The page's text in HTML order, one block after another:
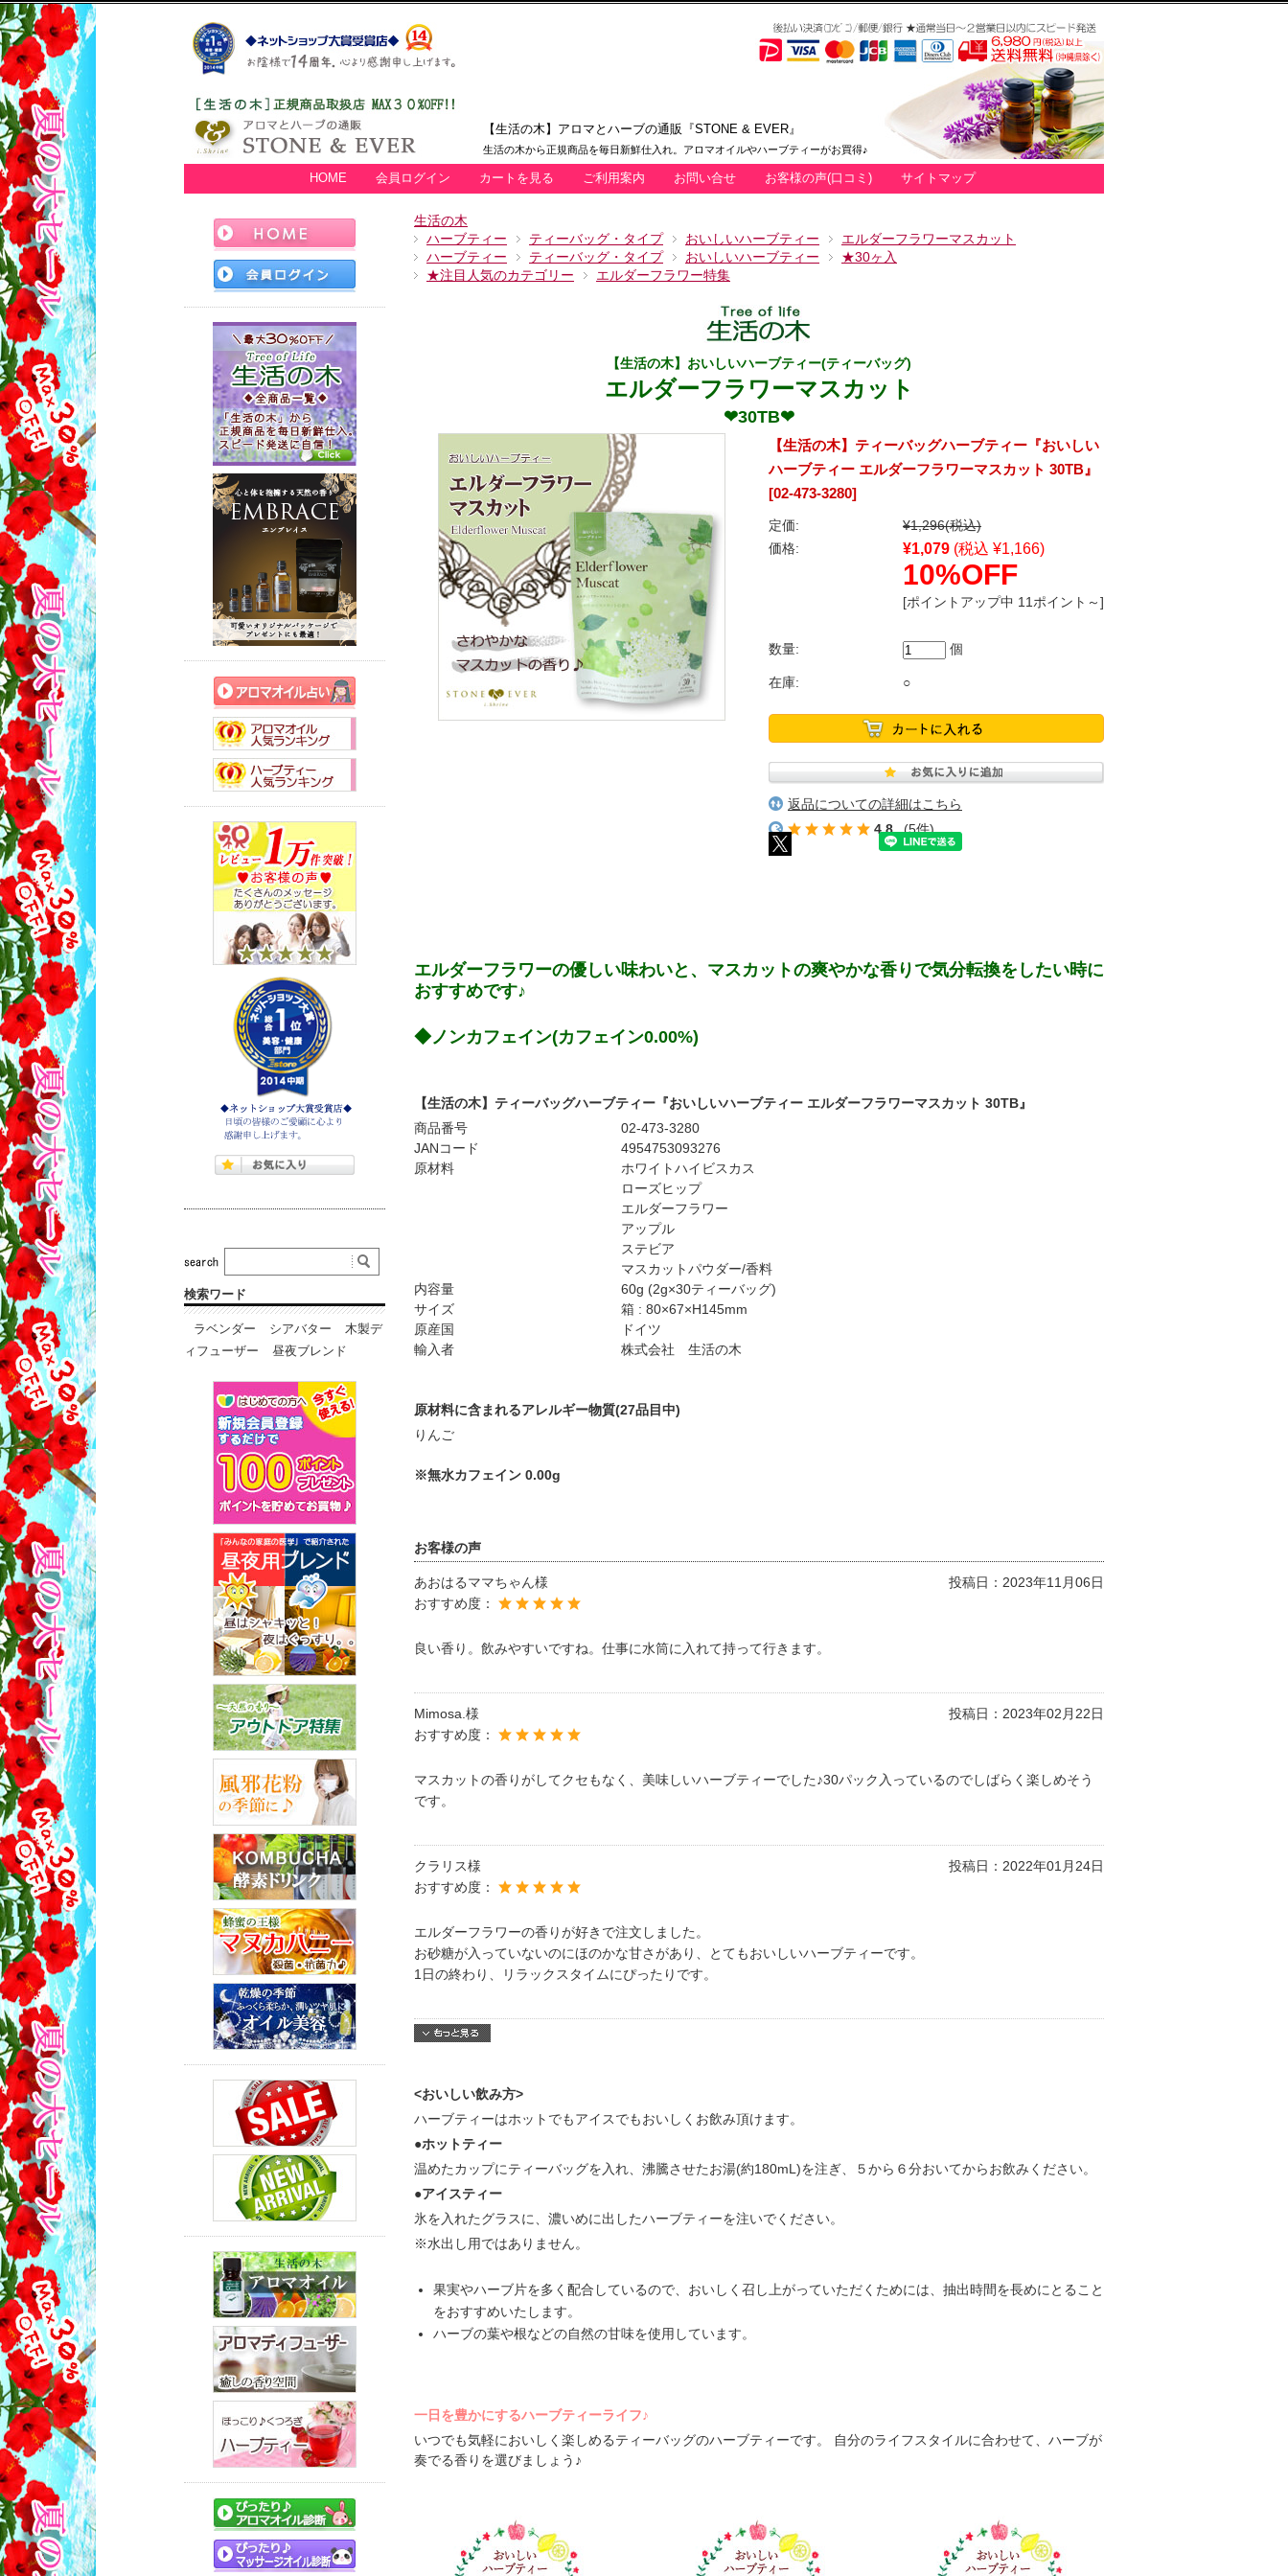
【生活の木】アロマとハーブの通販『STONE & EVER』
生活の木から正規商品を毎日新鮮仕入れ。アロマオイルやハーブティーがお買得♪
HOME 会員ログイン カートを見る ご利用案内 お問い合せ お客様の声(口コミ) サイトマップ
生活の木
ハーブティー
ティーバッグ・タイプ おいしいハーブティー
エルダーフラワーマスカット
ハーブティー
ティーバッグ・タイプ おいしいハーブティー
★30ヶ入
★注目人気のカテゴリー
エルダーフラワー特集
【生活の木】おいしいハーブティー(ティーバッグ)
エルダーフラワーマスカット
❤30TB❤
【生活の木】ティーバッグハーブティー『おいしい
ハーブティー エルダーフラワーマスカット 30TB』
[02-473-3280]
定価: ¥1,296(税込)
価格:
¥1,079 (税込 ¥1,166)
10%OFF
[ポイントアップ中 11ポイント～]
数量: 個
在庫: ○
返品についての詳細はこちら
4.8
(5件)
エルダーフラワーの優しい味わいと、マスカットの爽やかな香りで気分転換をしたい時に
おすすめです♪
◆ノンカフェイン(カフェイン0.00%)
【生活の木】ティーバッグハーブティー『おいしいハーブティー エルダーフラワーマスカット 30TB』
商品番号
02-473-3280
JANコード
4954753093276
原材料
ホワイトハイビスカス
ローズヒップ
エルダーフラワー
アップル
ステビア
マスカットパウダー/香料
内容量
60g (2g×30ティーバッグ)
サイズ
箱 : 80×67×H145mm
原産国
ドイツ
輸入者
株式会社 生活の木
原材料に含まれるアレルギー物質(27品目中)
りんご
※無水カフェイン 0.00g
お客様の声
あおはるママちゃん様 投稿日： 2023年11月06日
おすすめ度：
良い香り。飲みやすいですね。仕事に水筒に入れて持って行きます。
Mimosa.様 投稿日： 2023年02月22日
おすすめ度：
マスカットの香りがしてクセもなく、美味しいハーブティーでした♪30パック入っているのでしばらく楽しめそう
です。
クラリス様 投稿日： 2022年01月24日
おすすめ度：
エルダーフラワーの香りが好きで注文しました。
お砂糖が入っていないのにほのかな甘さがあり、とてもおいしいハーブティーです。
1日の終わり、リラックスタイムにぴったりです。
<おいしい飲み方>
ハーブティーはホットでもアイスでもおいしくお飲み頂けます。
●ホットティー
温めたカップにティーバッグを入れ、沸騰させたお湯(約180mL)を注ぎ、５から６分おいてからお飲みください。
●アイスティー
氷を入れたグラスに、濃いめに出したハーブティーを注いでください。
※水出し用ではありません。
果実やハーブ片を多く配合しているので、おいしく召し上がっていただくためには、抽出時間を長めにとること
をおすすめいたします。
ハーブの葉や根などの自然の甘味を使用しています。
一日を豊かにするハーブティーライフ♪
いつでも気軽においしく楽しめるティーバッグのハーブティーです。 自分のライフスタイルに合わせて、ハーブが
奏でる香りを選びましょう♪
検索ワード
ラベンダー シアバター
木製デ
ィフューザー
昼夜ブレンド